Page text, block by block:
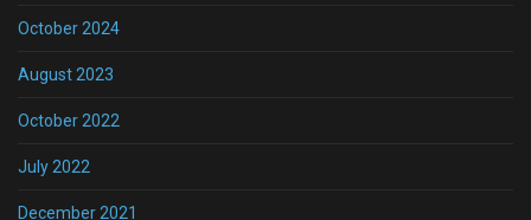
October 2024
August 2023
October 2022
July 2022
December 2021